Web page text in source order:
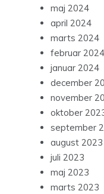
maj 2024
april 2024
marts 2024
februar 2024
januar 2024
december
november
oktober
september
august 2023
juli 2023
maj 2023
marts 2023